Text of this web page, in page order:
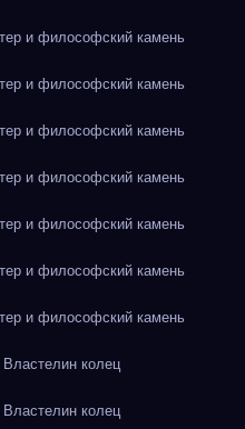
и философский камень
и философский камень
и философский камень
и философский камень
и философский камень
и философский камень
и философский камень
колец
колец